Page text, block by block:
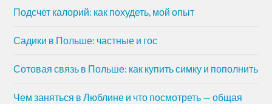
Подсчет калорий: как похудеть, мой опыт
Садики в Польше: частные и гос
Сотовая связь в Польше: как купить симку и пополнить
Чем заняться в Люблине и что посмотреть — общая